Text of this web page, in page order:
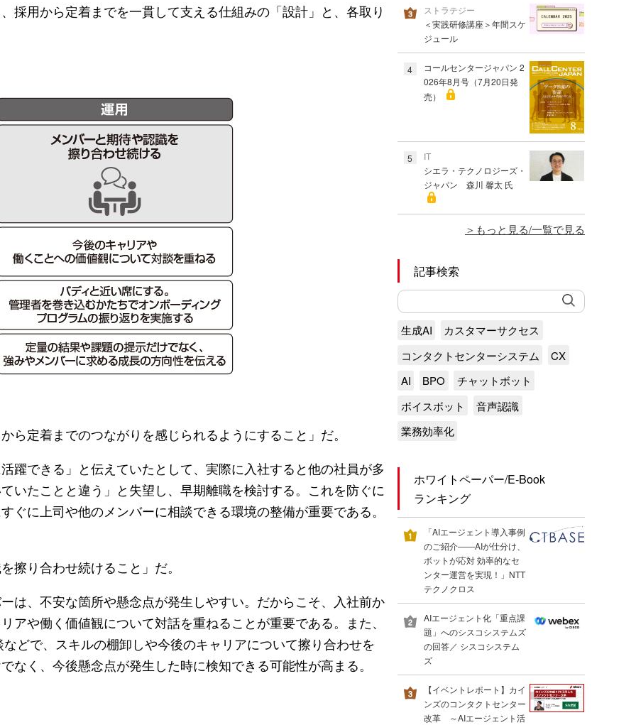
用から定着までを一貫して支える仕組みの「設計」と、各取り
定着までのつながりを感じられるようにすること」だ。
できる」と伝えていたとして、実際に入社すると他の社員が多
いたことと違う」と失望し、早期離職を検討する。これを防ぐに
ぐに上司や他のメンバーに相談できる環境の整備が重要である。
り合わせ続けること」だ。
、不安な箇所や懸念点が発生しやすい。だからこそ、入社前か
アや働く価値観について対話を重ねることが重要である。また、
どで、スキルの棚卸しや今後のキャリアについて擦り合わせを
なく、今後懸念点が発生した時に検知できる可能性が高まる。
ストラテジー
＜実践研修講座＞年間スケ
ジュール
4
コールセンタージャパン 2
026年8月号（7月20日発
売）
5
IT
シエラ・テクノロジーズ・
ジャパン 森川 馨太 氏
もっと見る/一覧で見る
記事検索
生成AI
カスタマーサクセス
コンタクトセンターシステム
CX
AI
BPO
チャットボット
ボイスボット
音声認識
業務効率化
ホワイトペーパー/E-Book
ランキング
「AIエージェント導入事例
のご紹介――AIが仕分け、
ボットが応対 効率的なセ
ンター運営を実現！」NTT
テクノクロス
AIエージェント化「重点課
題」へのシスコシステムズ
の回答／ シスコシステム
ズ
【イベントレポート】カイ
ンズのコンタクトセンター
改革 ～AIエージェント活